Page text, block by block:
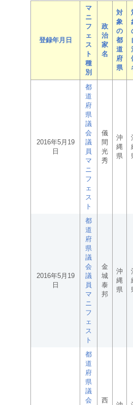
登録年月日
マ
ニ
フ
ェ
ス
ト
種
別
政
治
家
名
対
象
の
都
道
府
県
2016年5月19
日
都
道
府
県
議
会
議
員
マ
ニ
フ
ェ
ス
ト
儀
間
光
秀
沖
縄
県
2016年5月19
日
都
道
府
県
議
会
議
員
マ
ニ
フ
ェ
ス
ト
金
城
泰
邦
沖
縄
県
都
道
府
県
議
会
西